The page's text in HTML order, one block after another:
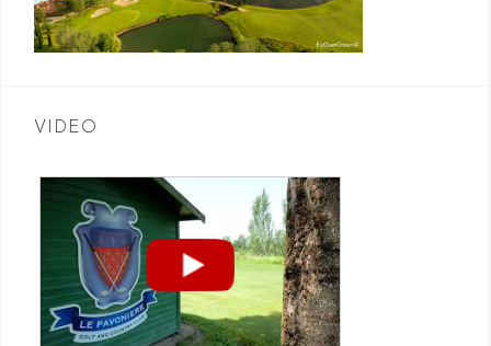
VIDEO